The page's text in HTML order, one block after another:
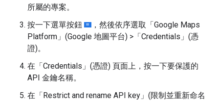
所屬的專案。
按一下選單按鈕
，然後依序選取「Google Maps
Platform」(Google 地圖平台) >「Credentials」(憑
證)。
在「Credentials」(憑證) 頁面上，按一下要保護的
API 金鑰名稱。
在「Restrict and rename API key」(限制並重新命名